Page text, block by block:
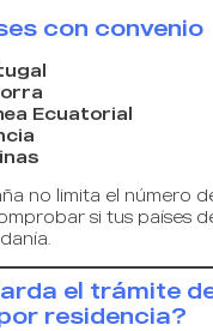
con convenio
Ecuatorial
no limita el número
si tus países
el trámite
residencia?